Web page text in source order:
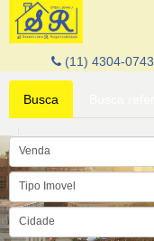
(11) 4304-0743
Busca
Venda
Tipo Imovel
Cidade